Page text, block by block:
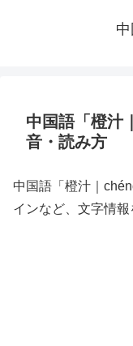
中国語「橙汁
音・読み方
中国語「橙汁｜
インなど、文字情報